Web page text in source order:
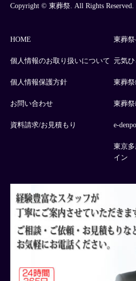
Copyright © 東葬祭. All Rights Reserved.
HOME
個人情報のお取り扱いについて
個人情報保護方針
お問い合わせ
資料請求/お見積もり
東葬
元気
東葬祭
東葬祭
e-denpo
東京
イン